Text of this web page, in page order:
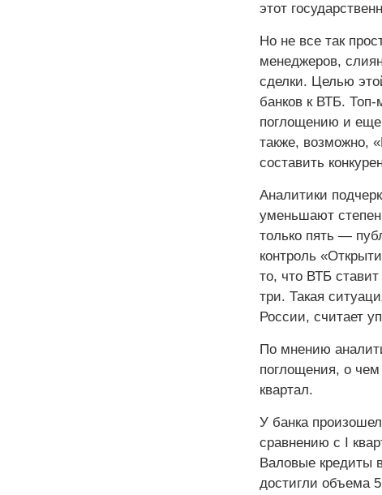
этот
Но не все так
менеджеров,
сделки. Целью
банков к ВТБ. Топ-
поглощению и еще
также, возможно,
составить
Аналитики
уменьшают
только пять —
контроль
то, что ВТБ
три. Такая
России, считает
По мнению
поглощения, о чем
квартал.
У банка
сравнению с I
Валовые кредиты
достигли объема